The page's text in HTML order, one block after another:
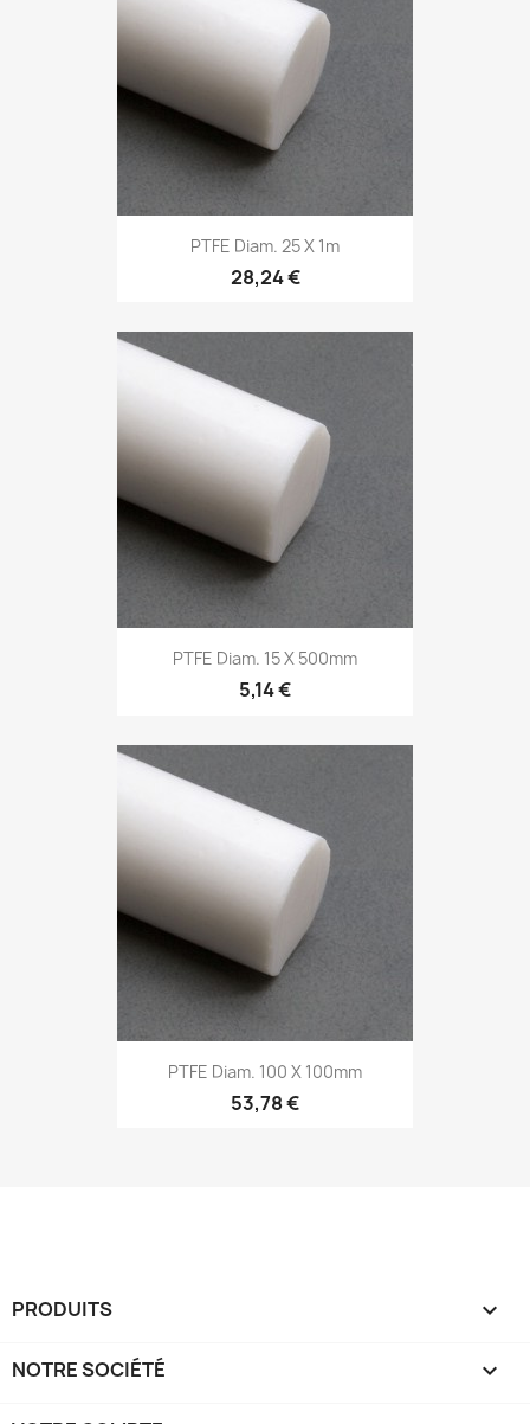
PTFE Diam. 25 X 1m
28,24 €
PTFE Diam. 15 X 500mm
5,14 €
PTFE Diam. 100 X 100mm
53,78 €
PRODUITS 
NOTRE SOCIÉTÉ 